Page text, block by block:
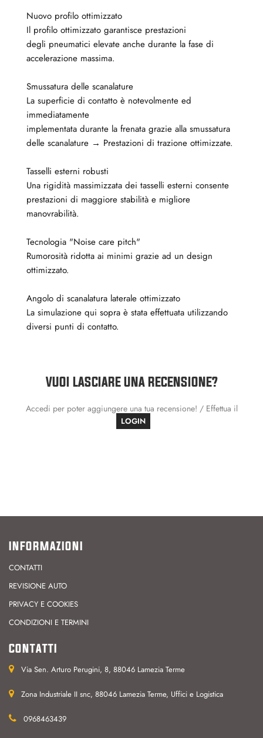
Nuovo profilo ottimizzato
Il profilo ottimizzato garantisce prestazioni
degli pneumatici elevate anche durante la fase di
accelerazione massima.
Smussatura delle scanalature
La superficie di contatto è notevolmente ed
immediatamente
implementata durante la frenata grazie alla smussatura
delle scanalature → Prestazioni di trazione ottimizzate.
Tasselli esterni robusti
Una rigidità massimizzata dei tasselli esterni consente
prestazioni di maggiore stabilità e migliore
manovrabilità.
Tecnologia "Noise care pitch"
Rumorosità ridotta ai minimi grazie ad un design
ottimizzato.
Angolo di scanalatura laterale ottimizzato
La simulazione qui sopra è stata effettuata utilizzando
diversi punti di contatto.
VUOI LASCIARE UNA RECENSIONE?
Accedi per poter aggiungere una tua recensione! / Effettua il
LOGIN
INFORMAZIONI
CONTATTI
REVISIONE AUTO
PRIVACY E COOKIES
CONDIZIONI E TERMINI
CONTATTI
Via Sen. Arturo Perugini, 8, 88046 Lamezia Terme
Zona Industriale II snc, 88046 Lamezia Terme, Uffici e Logistica
0968463439